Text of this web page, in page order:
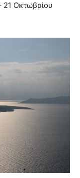
21 Οκτωβρίου